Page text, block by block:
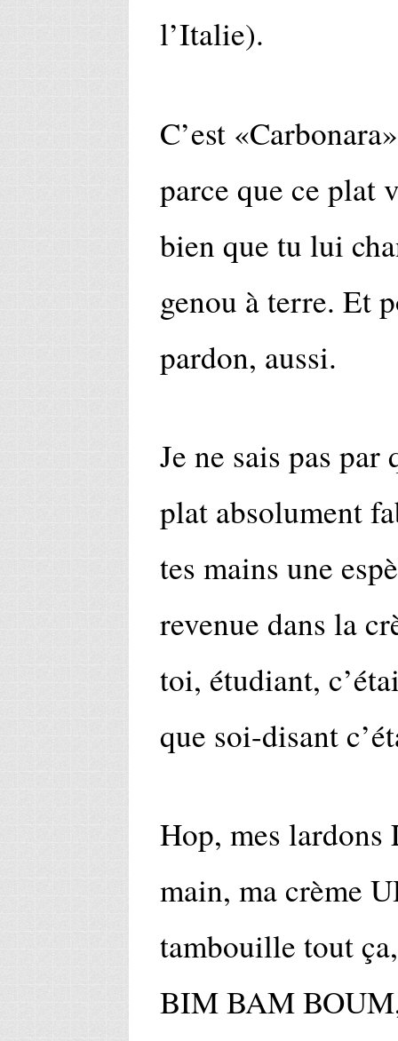
l’Italie).
C’est
parce que ce plat
bien que tu lui
genou à terre. Et
pardon, aussi.
Je ne sais pas
plat absolument
tes mains une
revenue dans la
toi, étudiant,
que soi-disant
Hop, mes lardons
main, ma crème
tambouille tout
BIM BAM